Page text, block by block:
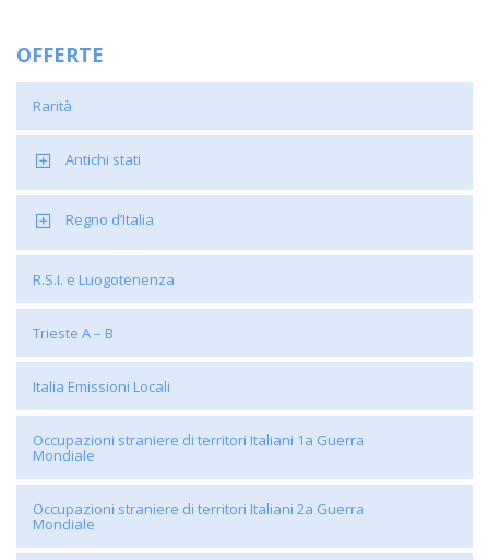
OFFERTE
Rarità
Antichi stati
Regno d’Italia
R.S.I. e Luogotenenza
Trieste A – B
Italia Emissioni Locali
Occupazioni straniere di territori Italiani 1a Guerra
Mondiale
Occupazioni straniere di territori Italiani 2a Guerra
Mondiale